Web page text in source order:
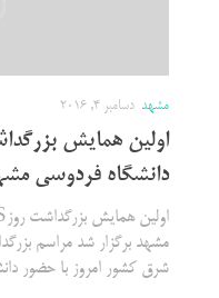
مشهد دسامبر 4, 2016
دانشگاه فردوسی
مشهد برگزار شد مراسم
شرق کشور امروز با حضور